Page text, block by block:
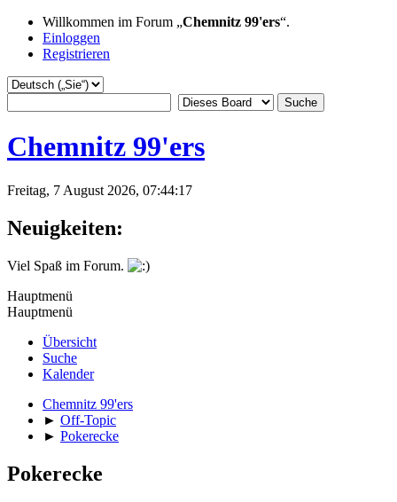
Willkommen im Forum „Chemnitz 99'ers“.
Einloggen
Registrieren
Chemnitz 99'ers
Freitag, 7 August 2026, 07:44:17
Neuigkeiten:
Viel Spaß im Forum.
Hauptmenü
Hauptmenü
Übersicht
Suche
Kalender
Chemnitz 99'ers
► Off-Topic
► Pokerecke
Pokerecke